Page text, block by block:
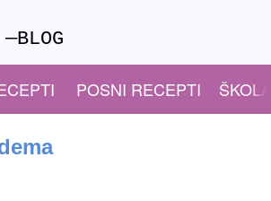
—BLOG
POSNI RECEPTI